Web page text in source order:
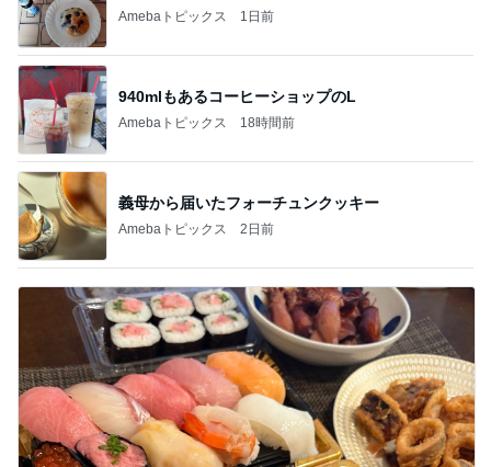
Amebaトピックス 1日前
940mlもあるコーヒーショップのL
Amebaトピックス 18時間前
義母から届いたフォーチュンクッキー
Amebaトピックス 2日前